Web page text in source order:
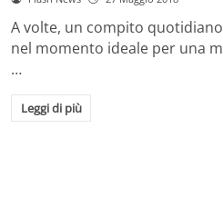
A volte, un compito
nel momento ideale per una
…
Leggi di più